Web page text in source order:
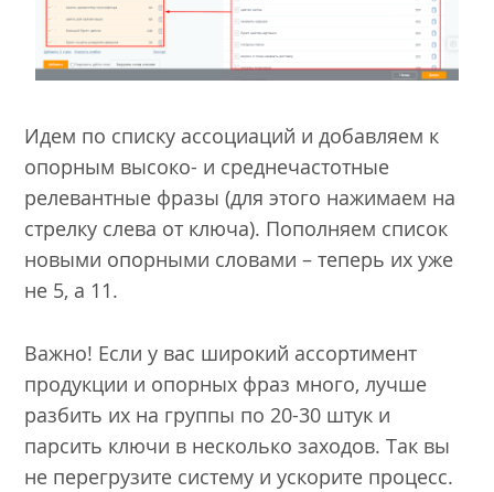
Идем по списку ассоциаций и добавляем к
опорным высоко- и среднечастотные
релевантные фразы (для этого нажимаем на
стрелку слева от ключа). Пополняем список
новыми опорными словами – теперь их уже
не 5, а 11.
Важно! Если у вас широкий ассортимент
продукции и опорных фраз много, лучше
разбить их на группы по 20-30 штук и
парсить ключи в несколько заходов. Так вы
не перегрузите систему и ускорите процесс.